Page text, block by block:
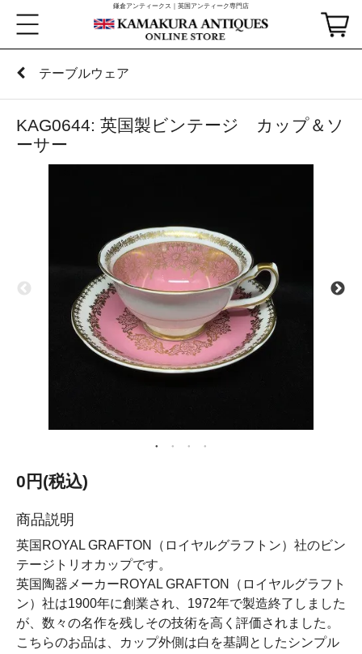
鎌倉アンティークス｜英国アンティーク専門店
テーブルウェア
KAG0644: 英国製ビンテージ カップ＆ソ
ーサー
0円(税込)
商品説明
英国ROYAL GRAFTON（ロイヤルグラフトン）社のビン
テージトリオカップです。
英国陶器メーカーROYAL GRAFTON（ロイヤルグラフト
ン）社は1900年に創業され、1972年で製造終了しました
が、数々の名作を残しその技術を高く評価されました。
こちらのお品は、カップ外側は白を基調としたシンプル